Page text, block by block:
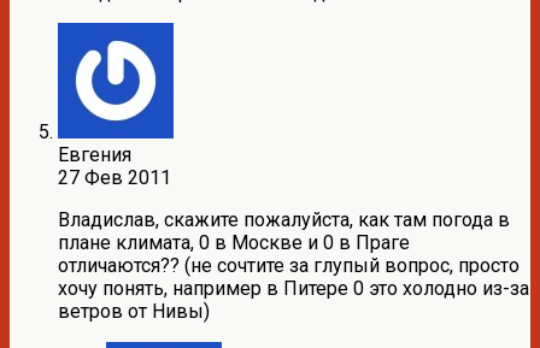
Евгения
27 Фев 2011
Владислав, скажите пожалуйста, как там погода в
плане климата, 0 в Москве и 0 в Праге
отличаются?? (не сочтите за глупый вопрос, просто
хочу понять, например в Питере 0 это холодно из-за
ветров от Нивы)